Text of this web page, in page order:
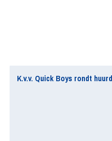
K.v.v. Quick Boys rondt